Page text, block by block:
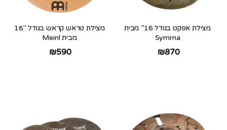
מצילת אפקט בגודל 16” מבית
Symrna
₪870
מצילת טראש קראש בגודל 16″
מבית Meinl
₪590